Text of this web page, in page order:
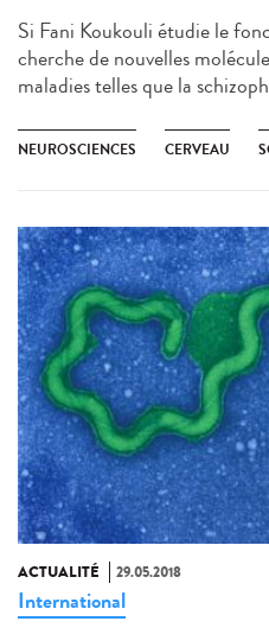
Si Fani Koukouli étudie le
cherche de nouvelles
maladies telles que la
NEUROSCIENCES CERVEAU
ACTUALITÉ 29.05.2018
International